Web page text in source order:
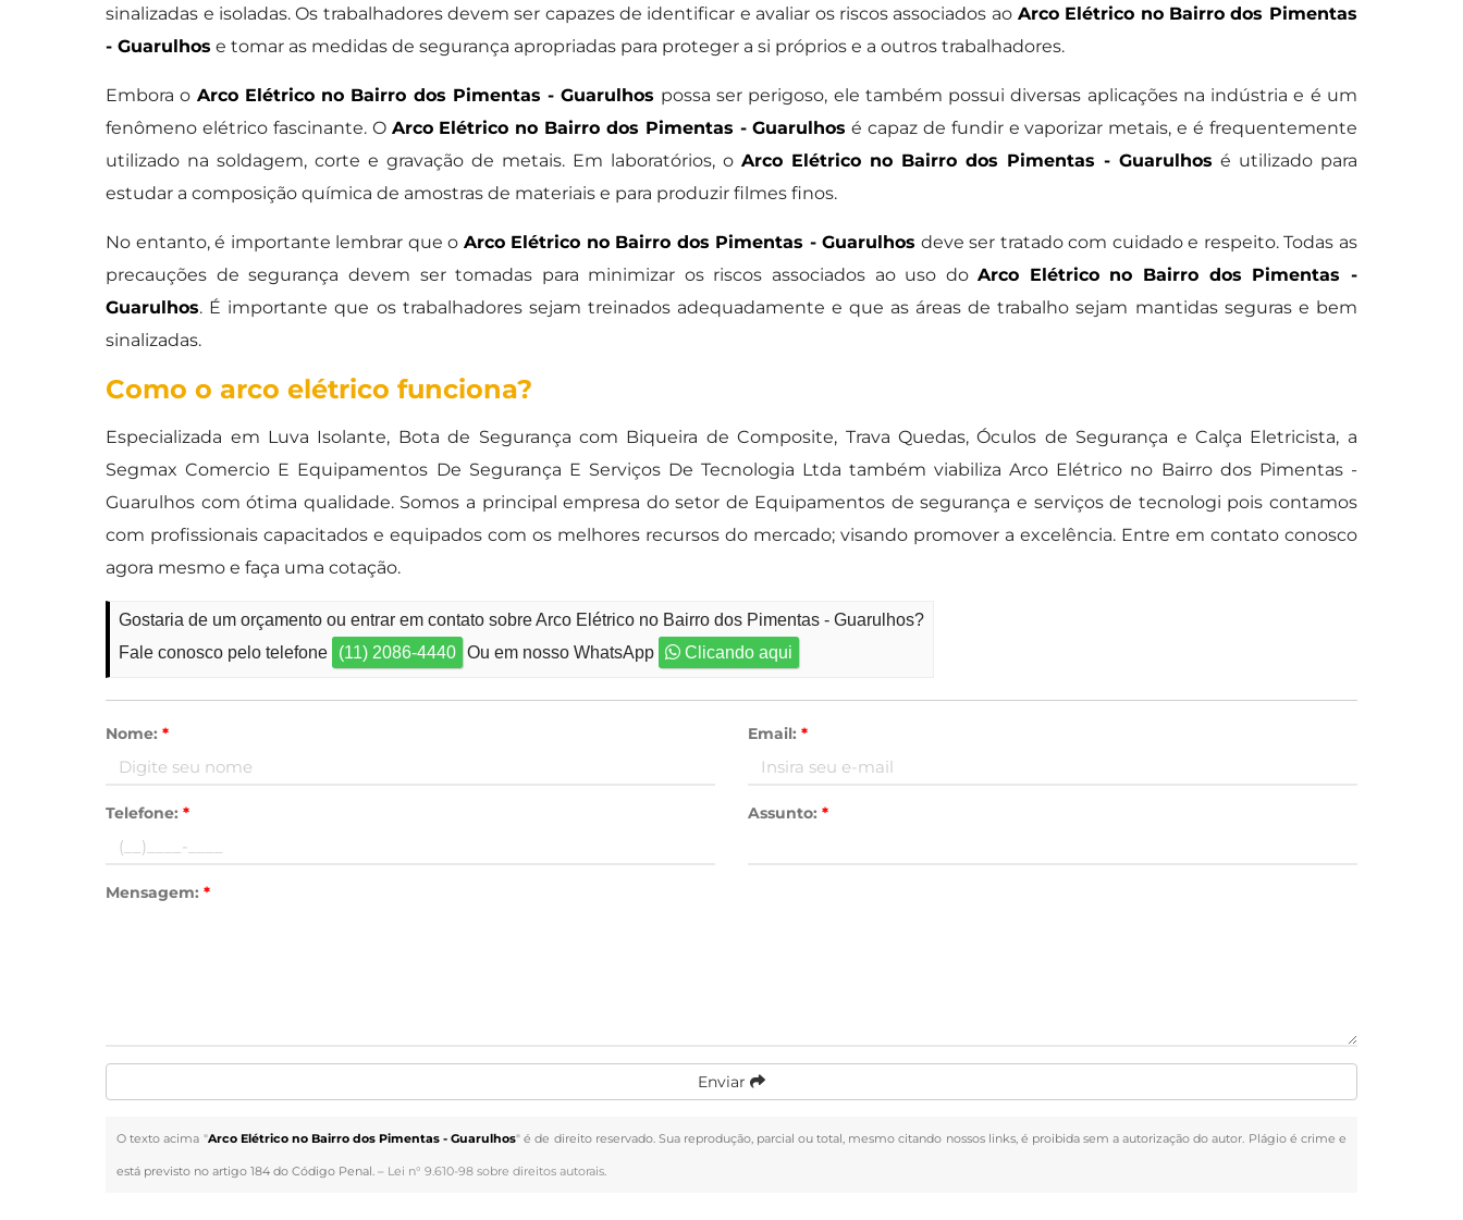
sinalizadas e isoladas. Os trabalhadores devem ser capazes de identificar e avaliar os riscos associados aoArco Elétrico no Bairro dos Pimentas
- Guarulhos e tomar as medidas de segurança apropriadas para proteger a si próprios e a outros trabalhadores.
Embora o Arco Elétrico no Bairro dos Pimentas - Guarulhos possa ser perigoso, ele também possui diversas aplicações na indústria e é um
fenômeno elétrico fascinante. O Arco Elétrico no Bairro dos Pimentas - Guarulhos é capaz de fundir e vaporizar metais, e é frequentemente
utilizado na soldagem, corte e gravação de metais. Em laboratórios, o Arco Elétrico no Bairro dos Pimentas - Guarulhos é utilizado para
estudar a composição química de amostras de materiais e para produzir filmes finos.
No entanto, é importante lembrar que o Arco Elétrico no Bairro dos Pimentas - Guarulhos deve ser tratado com cuidado e respeito. Todas as
precauções de segurança devem ser tomadas para minimizar os riscos associados ao uso doArco Elétrico no Bairro dos Pimentas -
Guarulhos. É importante que os trabalhadores sejam treinados adequadamente e que as áreas de trabalho sejam mantidas seguras e bem
sinalizadas.
Como o arco elétrico funciona?
Especializada em Luva Isolante, Bota de Segurança com Biqueira de Composite, Trava Quedas, Óculos de Segurança e Calça Eletricista, a
Segmax Comercio E Equipamentos De Segurança E Serviços De Tecnologia Ltda também viabiliza Arco Elétrico no Bairro dos Pimentas -
Guarulhos com ótima qualidade. Somos a principal empresa do setor de Equipamentos de segurança e serviços de tecnologi pois contamos
com profissionais capacitados e equipados com os melhores recursos do mercado; visando promover a excelência. Entre em contato conosco
agora mesmo e faça uma cotação.
Gostaria de um orçamento ou entrar em contato sobre Arco Elétrico no Bairro dos Pimentas - Guarulhos?
Fale conosco pelo telefone
(11) 2086-4440 Ou em nosso WhatsApp Clicando aqui
Nome:* Email: *
Telefone:* Assunto: *
Mensagem:*
Enviar
O texto acima "Arco Elétrico no Bairro dos Pimentas - Guarulhos" é de direito reservado. Sua reprodução, parcial ou total, mesmo citando nossos links, é proibida sem a autorização do autor. Plágio é crime e
está previsto no artigo 184 do Código Penal. – Lei n° 9.610-98 sobre direitos autorais.